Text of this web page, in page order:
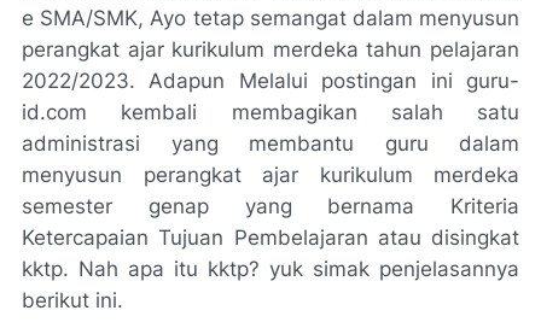
e SMA/SMK, Ayo tetap semangat dalam menyusun
perangkat ajar kurikulum merdeka tahun pelajaran
2022/2023. Adapun Melalui postingan ini guru-
id.com kembali membagikan salah satu
administrasi yang membantu guru dalam
menyusun perangkat ajar kurikulum merdeka
semester genap yang bernama Kriteria
Ketercapaian Tujuan Pembelajaran atau disingkat
kktp. Nah apa itu kktp? yuk simak penjelasannya
berikut ini.